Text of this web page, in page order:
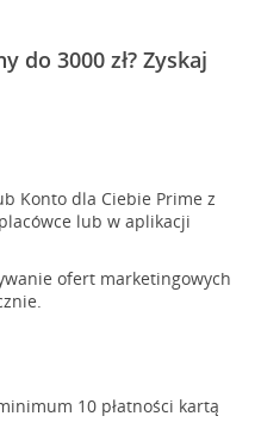
do 3000 zł? Zyskaj
Konto dla Ciebie Prime z
lub w aplikacji
ofert marketingowych
10 płatności kartą